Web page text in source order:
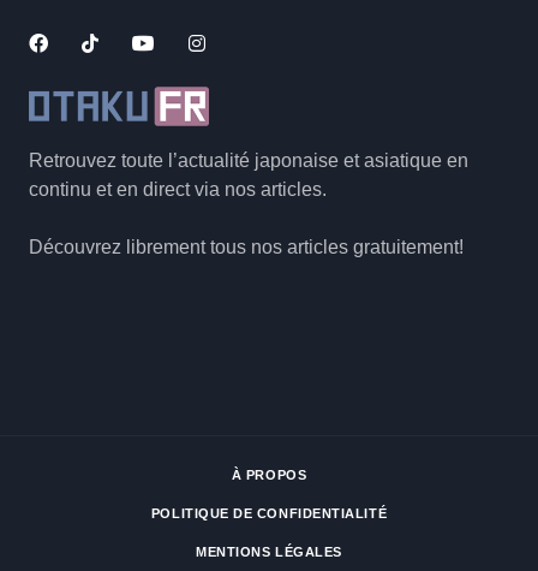
Retrouvez toute l’actualité japonaise et asiatique en
continu et en direct via nos articles.
Découvrez librement tous nos articles gratuitement!
À PROPOS
POLITIQUE DE CONFIDENTIALITÉ
MENTIONS LÉGALES